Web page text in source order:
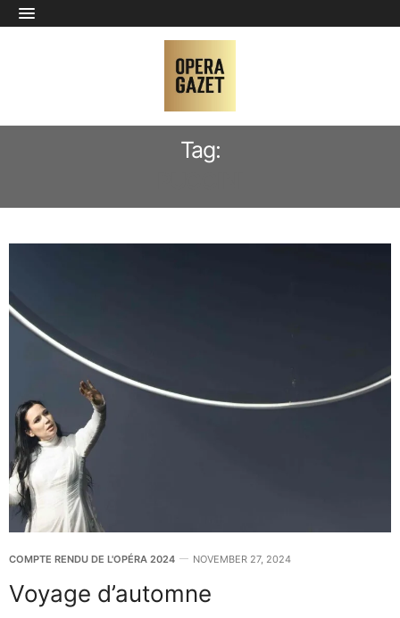
Tag:
COMPTE RENDU DE L'OPÉRA 2024 NOVEMBER 27, 2024
Voyage d’automne